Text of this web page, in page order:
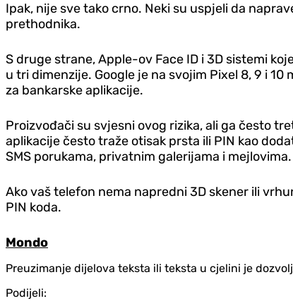
Ipak, nije sve tako crno. Neki su uspjeli da
prethodnika.
S druge strane, Apple-ov Face ID i 3D sistemi
u tri dimenzije. Google je na svojim Pixel 8, 9 i
za bankarske aplikacije.
Proizvođači su svjesni ovog rizika, ali ga često
aplikacije često traže otisak prsta ili PIN kao
SMS porukama, privatnim galerijama i mejlovima.
Ako vaš telefon nema napredni 3D skener ili
PIN koda.
Mondo
Preuzimanje dijelova teksta ili teksta u cjelini je
Podijeli: